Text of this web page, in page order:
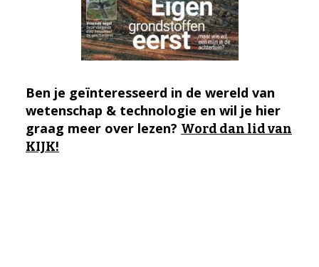
Ben je geïnteresseerd in de wereld van
wetenschap & technologie en wil je hier
graag meer over lezen? Word dan lid van
KIJK!